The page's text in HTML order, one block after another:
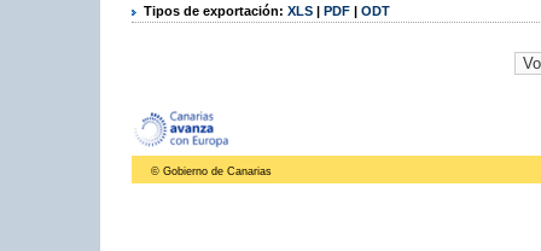
Tipos de exportación: XLS | PDF | ODT
© Gobierno de Canarias